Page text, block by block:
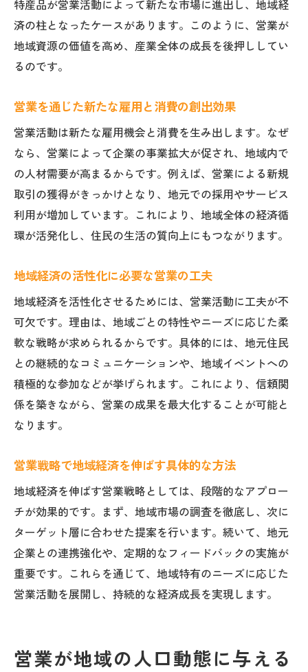
特産品が営業活動によって新たな市場に進出し、地域経
済の柱となったケースがあります。このように、営業が
地域資源の価値を高め、産業全体の成長を後押ししてい
るのです。
営業を通じた新たな雇用と消費の創出効果
営業活動は新たな雇用機会と消費を生み出します。なぜ
なら、営業によって企業の事業拡大が促され、地域内で
の人材需要が高まるからです。例えば、営業による新規
取引の獲得がきっかけとなり、地元での採用やサービス
利用が増加しています。これにより、地域全体の経済循
環が活発化し、住民の生活の質向上にもつながります。
地域経済の活性化に必要な営業の工夫
地域経済を活性化させるためには、営業活動に工夫が不
可欠です。理由は、地域ごとの特性やニーズに応じた柔
軟な戦略が求められるからです。具体的には、地元住民
との継続的なコミュニケーションや、地域イベントへの
積極的な参加などが挙げられます。これにより、信頼関
係を築きながら、営業の成果を最大化することが可能と
なります。
営業戦略で地域経済を伸ばす具体的な方法
地域経済を伸ばす営業戦略としては、段階的なアプロー
チが効果的です。まず、地域市場の調査を徹底し、次に
ターゲット層に合わせた提案を行います。続いて、地元
企業との連携強化や、定期的なフィードバックの実施が
重要です。これらを通じて、地域特有のニーズに応じた
営業活動を展開し、持続的な経済成長を実現します。
営業が地域の人口動態に与える